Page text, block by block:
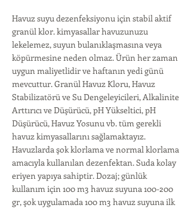
Havuz suyu dezenfeksiyonu için stabil aktif
granül klor. kimyasallar havuzunuzu
lekelemez, suyun bulanıklaşmasına veya
köpürmesine neden olmaz. Ürün her zaman
uygun maliyetlidir ve haftanın yedi günü
mevcuttur. Granül Havuz Kloru, Havuz
Stabilizatörü ve Su Dengeleyicileri, Alkalinite
Arttırıcı ve Düşürücü, pH Yükseltici, pH
Düşürücü, Havuz Yosunu vb. tüm gerekli
havuz kimyasallarını sağlamaktayız.
Havuzlarda şok klorlama ve normal klorlama
amacıyla kullanılan dezenfektan. Suda kolay
eriyen yapıya sahiptir. Dozaj; günlük
kullanım için 100 m3 havuz suyuna 100-200
gr, şok uygulamada 100 m3 havuz suyuna ilk